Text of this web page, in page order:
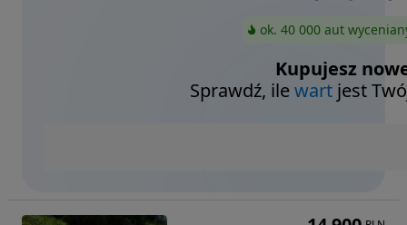
ok. 40 000 aut
Kupujesz
Sprawdź, ilewart jest